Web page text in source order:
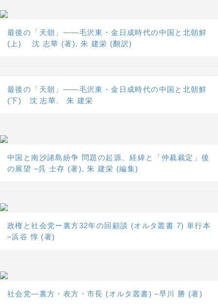
最後の「天朝」――毛沢東・金日成時代の中国と北朝鮮
(上) 沈 志華 (著), 朱 建栄 (翻訳)
最後の「天朝」――毛沢東・金日成時代の中国と北朝鮮
(下) 沈 志華、 朱 建栄
中国と南沙諸島紛争 問題の起源、経緯と「仲裁裁定」後
の展望 –呉 士存 (著), 朱 建栄 (編集)
政権と社会党ー裏方32年の回顧談 (オルタ叢書 7) 単行本
–浜谷 惇 (著)
社会党―裏方・表方・市長 (オルタ叢書) –早川 勝 (著)